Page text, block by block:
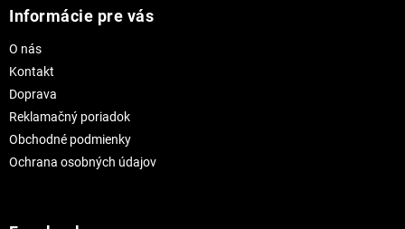
Informácie pre vás
O nás
Kontakt
Doprava
Reklamačný poriadok
Obchodné podmienky
Ochrana osobných údajov